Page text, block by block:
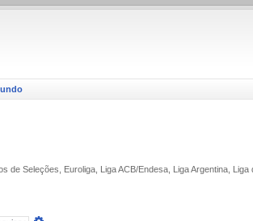
de Seleções, Euroliga, Liga ACB/Endesa, Liga Argentina,